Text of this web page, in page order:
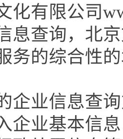
化有限公司
息查询，北
务的综合性
企业信息查
企业基本信